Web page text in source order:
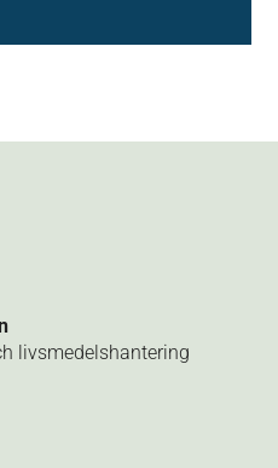
livsmedelshantering